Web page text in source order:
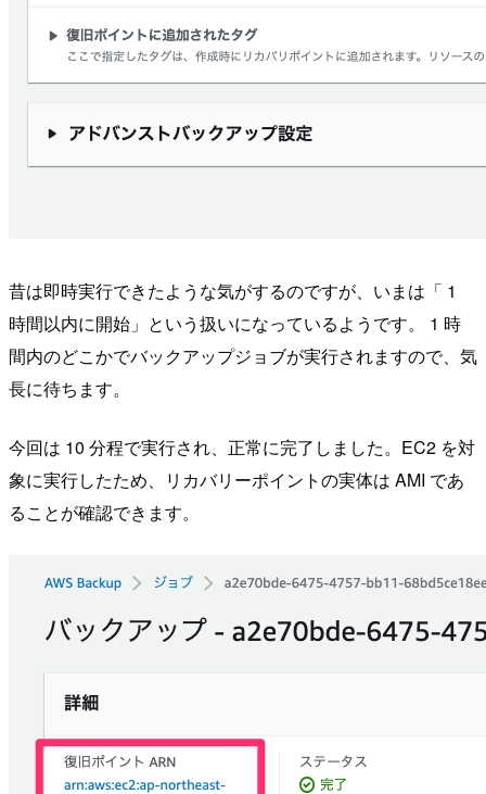
昔は即時実行できたような気がするのですが、いまは「 1
時間以内に開始」という扱いになっているようです。 1 時
間内のどこかでバックアップジョブが実行されますので、気
長に待ちます。
今回は 10 分程で実行され、正常に完了しました。EC2 を対
象に実行したため、リカバリーポイントの実体は AMI であ
ることが確認できます。